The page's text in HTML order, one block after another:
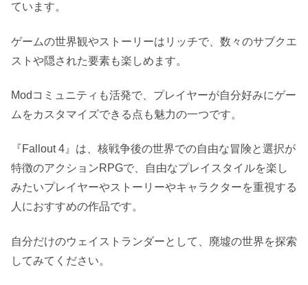
ています。
ゲームの世界観やストーリーはリッチで、数々のサブクエ
ストや隠された要素も楽しめます。
Modコミュニティも活発で、プレイヤーが自分好みにゲー
ムをカスタマイズできる点も魅力の一つです。
『Fallout 4』は、核戦争後の世界での自由な冒険と選択が
特徴のアクションRPGで、自由なプレイスタイルを楽し
みたいプレイヤーやストーリーやキャラクターを重視する
人におすすめの作品です。
自分だけのウェイストランダーとして、廃墟の世界を探索
してみてください。